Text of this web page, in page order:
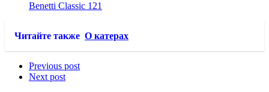
Benetti Classic 121
Читайте также О катерах
Previous post
Next post